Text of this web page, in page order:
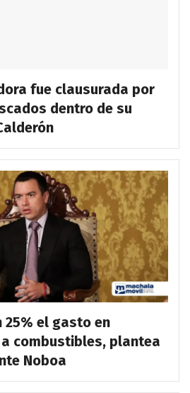
fue clausurada por
dentro de su
25% el gasto en
combustibles, plantea
Noboa